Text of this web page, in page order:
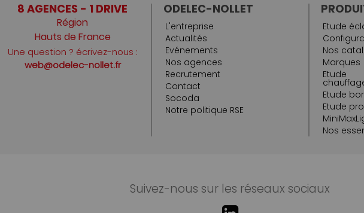
8 AGENCES - 1 DRIVE
Région
Hauts de France
Une question ? écrivez-nous :
web@odelec-nollet.fr
ODELEC-NOLLET
L'entreprise
Actualités
Evénements
Nos agences
Recrutement
Contact
Socoda
Notre politique RSE
Etude
Nos
Marques
Etude
Etude
Etude
Nos
Suivez-nous sur les réseaux sociaux